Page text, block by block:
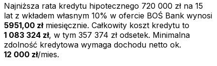
Najniższa rata kredytu hipotecznego 720 000 zł na 15
lat z wkładem własnym 10% w ofercie BOŚ Bank wynosi
5951,00 złmiesięcznie. Całkowity koszt kredytu to
1 083 324 zł, w tym 357 374 zł odsetek. Minimalna
zdolność kredytowa wymaga dochodu netto ok.
12 000 zł/mies.